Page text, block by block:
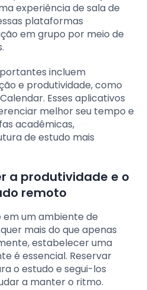
experiência de sala de
plataformas
em grupo por meio de
incluem
e produtividade, como
Esses aplicativos
melhor seu tempo e
acadêmicas,
de estudo mais
a produtividade e o
remoto
um ambiente de
mais do que apenas
estabelecer uma
é essencial. Reservar
o estudo e segui-los
a manter o ritmo.